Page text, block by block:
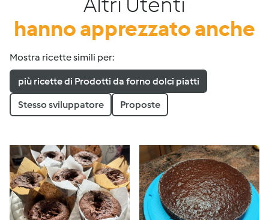
hanno apprezzato anche
Mostra ricette simili per:
più ricette di Prodotti da forno dolci piatti
Stesso sviluppatore Proposte